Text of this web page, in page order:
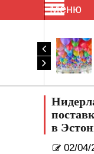
Меню
в
02/04/